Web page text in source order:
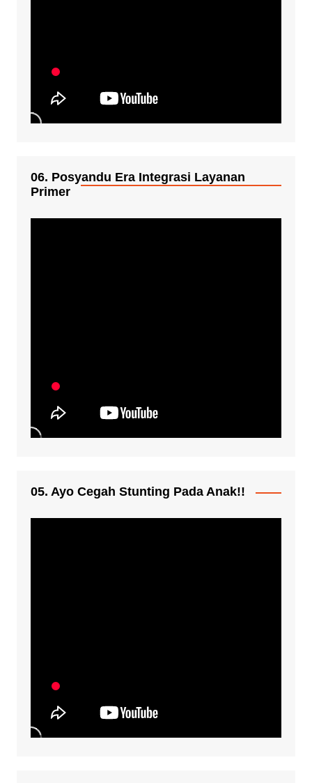
06. Posyandu Era Integrasi Layanan
Primer
05. Ayo Cegah Stunting Pada Anak!!